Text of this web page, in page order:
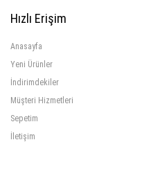
Hızlı Erişim
Anasayfa
Yeni Ürünler
İndirimdekiler
Müşteri Hizmetleri
Sepetim
İletişim